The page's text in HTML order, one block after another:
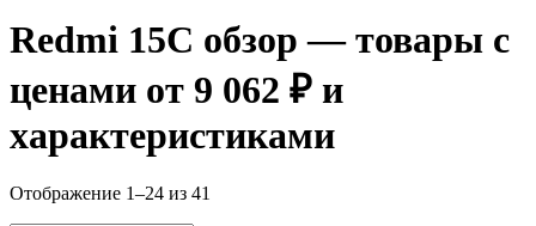
Redmi 15C обзор — товары с
ценами от 9 062 ₽ и
характеристиками
Отображение 1–24 из 41